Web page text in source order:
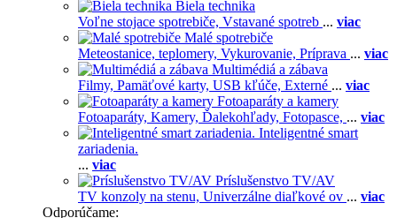
Biela technika
Voľne stojace spotrebiče, Vstavané spotreb ... viac
Malé spotrebiče
Meteostanice, teplomery, Vykurovanie, Príprava ... viac
Multimédiá a zábava
Filmy, Pamäťové karty, USB kľúče, Externé ... viac
Fotoaparáty a kamery
Fotoaparáty, Kamery, Ďalekohľady, Fotopasce, ... viac
Inteligentné smart
zariadenia.
... viac
Príslušenstvo TV/AV
TV konzoly na stenu, Univerzálne diaľkové ov ... viac
Odporúčame: